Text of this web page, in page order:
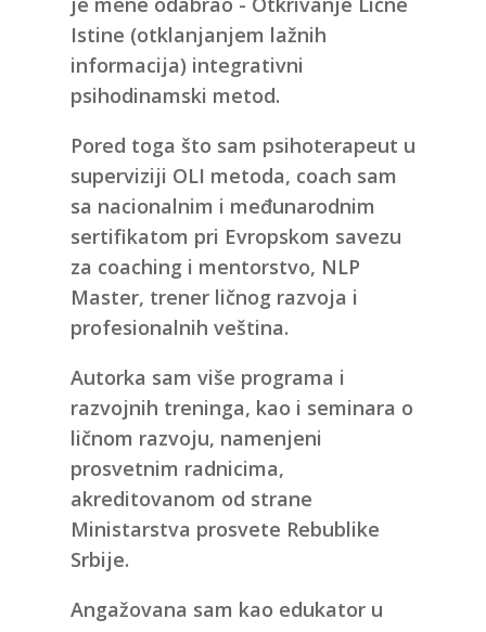
Istine (otklanjanjem lažnih
informacija) integrativni
psihodinamski metod.
Pored toga što sam psihoterapeut u
superviziji OLI metoda, coach sam
sa nacionalnim i međunarodnim
sertifikatom pri Evropskom savezu
za coaching i mentorstvo, NLP
Master, trener ličnog razvoja i
profesionalnih veština.
Autorka sam više programa i
razvojnih treninga, kao i seminara o
ličnom razvoju, namenjeni
prosvetnim radnicima,
akreditovanom od strane
Ministarstva prosvete Rebublike
Srbije.
Angažovana sam kao edukator u